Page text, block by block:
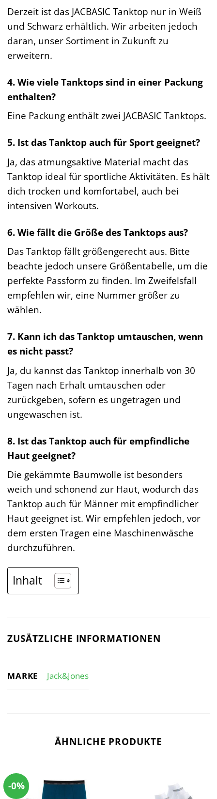
Derzeit ist das JACBASIC Tanktop nur in Weiß
und Schwarz erhältlich. Wir arbeiten jedoch
daran, unser Sortiment in Zukunft zu
erweitern.
4. Wie viele Tanktops sind in einer Packung
enthalten?
Eine Packung enthält zwei JACBASIC Tanktops.
5. Ist das Tanktop auch für Sport geeignet?
Ja, das atmungsaktive Material macht das
Tanktop ideal für sportliche Aktivitäten. Es hält
dich trocken und komfortabel, auch bei
intensiven Workouts.
6. Wie fällt die Größe des Tanktops aus?
Das Tanktop fällt größengerecht aus. Bitte
beachte jedoch unsere Größentabelle, um die
perfekte Passform zu finden. Im Zweifelsfall
empfehlen wir, eine Nummer größer zu
wählen.
7. Kann ich das Tanktop umtauschen, wenn
es nicht passt?
Ja, du kannst das Tanktop innerhalb von 30
Tagen nach Erhalt umtauschen oder
zurückgeben, sofern es ungetragen und
ungewaschen ist.
8. Ist das Tanktop auch für empfindliche
Haut geeignet?
Die gekämmte Baumwolle ist besonders
weich und schonend zur Haut, wodurch das
Tanktop auch für Männer mit empfindlicher
Haut geeignet ist. Wir empfehlen jedoch, vor
dem ersten Tragen eine Maschinenwäsche
durchzuführen.
Inhalt
ZUSÄTZLICHE INFORMATIONEN
MARKE Jack&Jones
ÄHNLICHE PRODUKTE
-0%